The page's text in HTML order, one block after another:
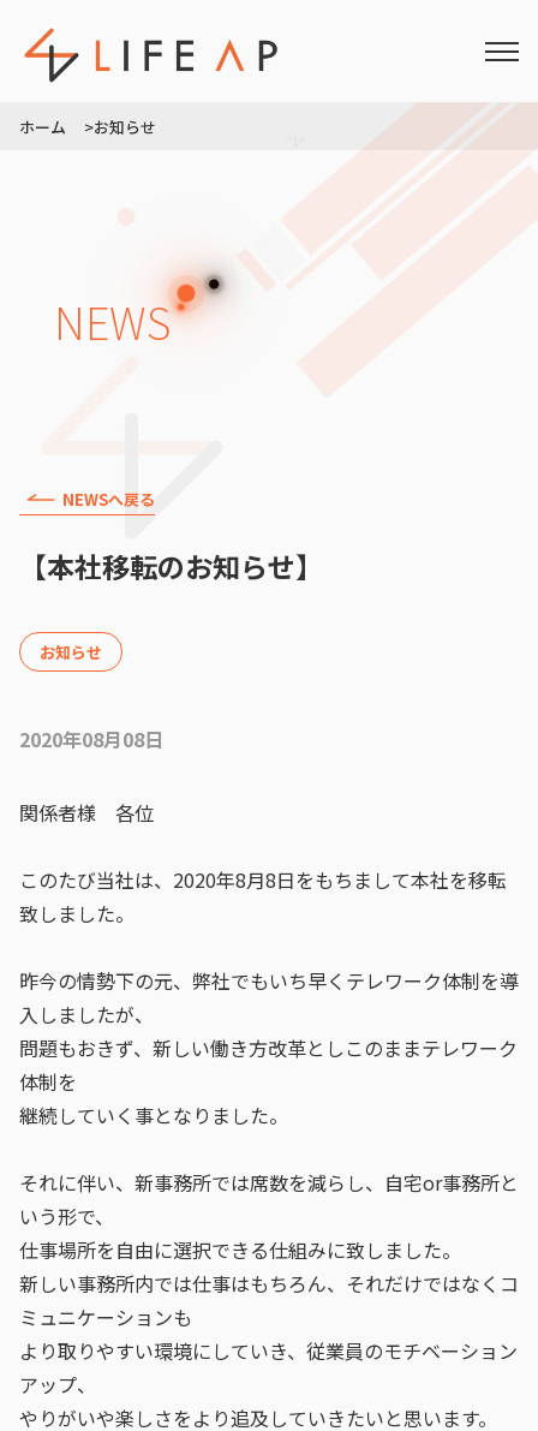
ホーム >お知らせ
NEWS
NEWSへ戻る
【本社移転のお知らせ】
お知らせ
2020年08月08日
関係者様 各位
このたび当社は、2020年8月8日をもちまして本社を移転
致しました。
昨今の情勢下の元、弊社でもいち早くテレワーク体制を導
入しましたが、
問題もおきず、新しい働き方改革としこのままテレワーク
体制を
継続していく事となりました。
それに伴い、新事務所では席数を減らし、自宅or事務所と
いう形で、
仕事場所を自由に選択できる仕組みに致しました。
新しい事務所内では仕事はもちろん、それだけではなくコ
ミュニケーションも
より取りやすい環境にしていき、従業員のモチベーション
アップ、
やりがいや楽しさをより追及していきたいと思います。